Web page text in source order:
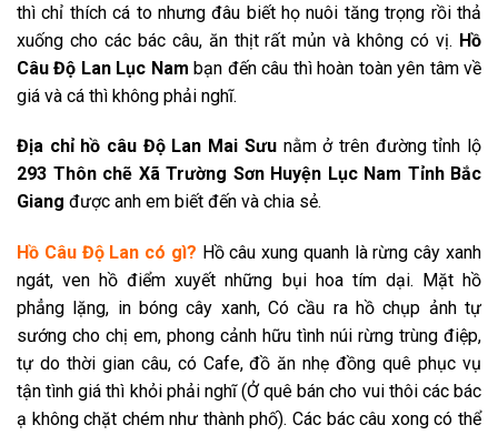
thì chỉ thích cá to nhưng đâu biết họ nuôi tăng trọng rồi thả
xuống cho các bác câu, ăn thịt rất mủn và không có vị. Hồ
Câu Độ Lan Lục Nam bạn đến câu thì hoàn toàn yên tâm về
giá và cá thì không phải nghĩ.
Địa chỉ hồ câu Độ Lan Mai Sưunằm ở trên đường tỉnh lộ
293 Thôn chẽ Xã Trường Sơn Huyện Lục Nam Tỉnh Bắc
Giang được anh em biết đến và chia sẻ.
Hồ Câu Độ Lan có gì? Hồ câu xung quanh là rừng cây xanh
ngát, ven hồ điểm xuyết những bụi hoa tím dại. Mặt hồ
phẳng lặng, in bóng cây xanh, Có cầu ra hồ chụp ảnh tự
sướng cho chị em, phong cảnh hữu tình núi rừng trùng điệp,
tự do thời gian câu, có Cafe, đồ ăn nhẹ đồng quê phục vụ
tận tình giá thì khỏi phải nghĩ (Ở quê bán cho vui thôi các bác
ạ không chặt chém như thành phố). Các bác câu xong có thể